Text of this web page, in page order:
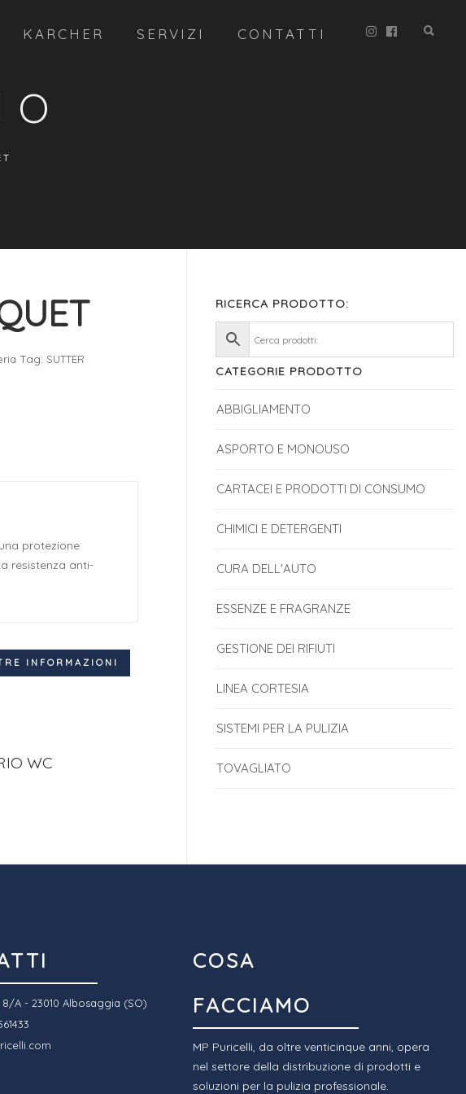
KARCHER SERVIZI CONTATTI
Tag: SUTTER
protezione
resistenza anti-
INFORMAZIONI
WC
RICERCA PRODOTTO:
CATEGORIE PRODOTTO
ABBIGLIAMENTO
ASPORTO E MONOUSO
CARTACEI E PRODOTTI DI CONSUMO
CHIMICI E DETERGENTI
CURA DELL'AUTO
ESSENZE E FRAGRANZE
GESTIONE DEI RIFIUTI
LINEA CORTESIA
SISTEMI PER LA PULIZIA
TOVAGLIATO
A - 23010 Albosaggia (SO)
COSA
FACCIAMO
MP Puricelli, da oltre venticinque anni, opera
nel settore della distribuzione di prodotti e
soluzioni per la pulizia professionale.